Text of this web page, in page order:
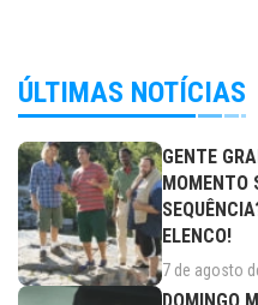
ÚLTIMAS NOTÍCIAS
GENTE
MOMENTO
ELENCO!
7 de agosto